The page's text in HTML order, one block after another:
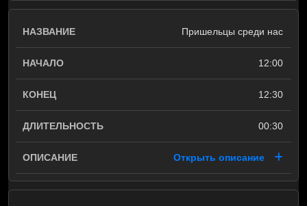
Пришельцы среди нас
12:00
12:30
00:30
Открыть описание